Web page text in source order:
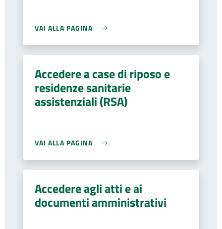
VAI ALLA PAGINA
Accedere a case di riposo e
residenze sanitarie
assistenziali (RSA)
VAI ALLA PAGINA
Accedere agli atti e ai
documenti amministrativi